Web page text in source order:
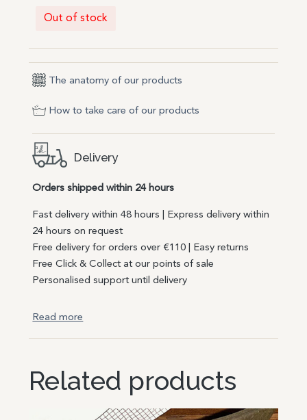
Out of stock
The anatomy of our products
How to take care of our products
Delivery
Orders shipped within 24 hours
Fast delivery within 48 hours | Express delivery within
24 hours on request
Free delivery for orders over €110 | Easy returns
Free Click & Collect at our points of sale
Personalised support until delivery
Read more
Related products